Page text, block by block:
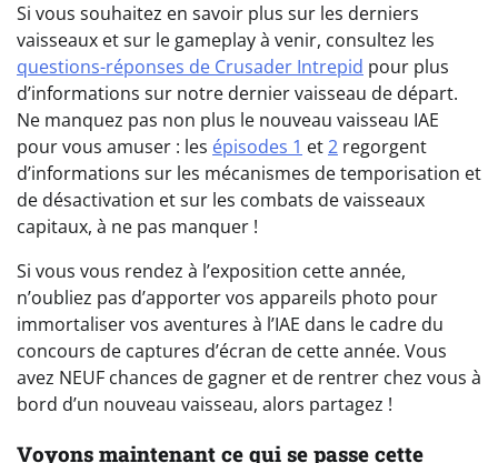
Si vous souhaitez en savoir plus sur les derniers
vaisseaux et sur le gameplay à venir, consultez les
questions-réponses de Crusader Intrepid pour plus
d’informations sur notre dernier vaisseau de départ.
Ne manquez pas non plus le nouveau vaisseau IAE
pour vous amuser : les épisodes 1 et2 regorgent
d’informations sur les mécanismes de temporisation et
de désactivation et sur les combats de vaisseaux
capitaux, à ne pas manquer !
Si vous vous rendez à l’exposition cette année,
n’oubliez pas d’apporter vos appareils photo pour
immortaliser vos aventures à l’IAE dans le cadre du
concours de captures d’écran de cette année. Vous
avez NEUF chances de gagner et de rentrer chez vous à
bord d’un nouveau vaisseau, alors partagez !
Voyons maintenant ce qui se passe cette